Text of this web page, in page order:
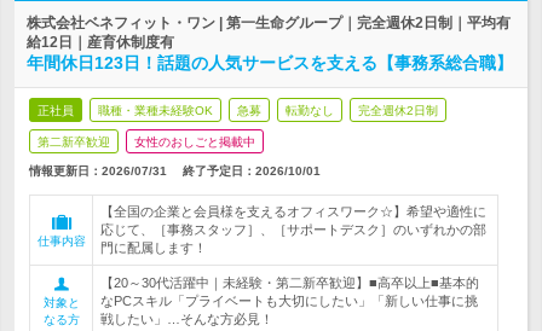
株式会社ベネフィット・ワン | 第一生命グループ｜完全週休2日制｜平均有
給12日｜産育休制度有
年間休日123日！話題の人気サービスを支える【事務系総合職】
正社員 職種・業種未経験OK 急募 転勤なし 完全週休2日制
第二新卒歓迎 女性のおしごと掲載中
情報更新日：2026/07/31 終了予定日： 2026/10/01
仕事内容
【全国の企業と会員様を支えるオフィスワーク☆】希望や適性に
応じて、［事務スタッフ］、［サポートデスク］のいずれかの部
門に配属します！
対象と
なる方
【20～30代活躍中｜未経験・第二新卒歓迎】■高卒以上■基本的
なPCスキル「プライベートも大切にしたい」「新しい仕事に挑
戦したい」…そんな方必見！